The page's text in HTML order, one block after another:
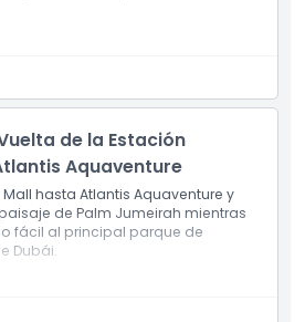
Palm desde Atlantis
Nakheel Mall
Palm Jumeirah en el camino
tiendas, gastronomía y
de la Estación
Aquaventure
hasta Atlantis Aquaventure y
de Palm Jumeirah mientras
fácil al principal parque de
Dubái.
el mismo día desde Nakheel
Aquaventure